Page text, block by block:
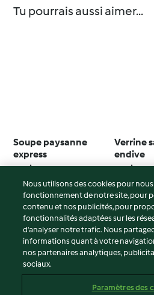
Tu pourrais aussi aimer...
Soupe paysanne
express
4.5 (130)
Verrine
endive
4.4 (90)
© Copyright 2026
Conditions d'utilisation
Politique de confidentialité
Nous utilisons des cookies pour
fonctionnement de notre site, pour
contenu et nos publicités, pour
fonctionnalités adaptées sur les
d’analyser notre trafic. Nous
informations quant à votre
nos partenaires analytiques,
sociaux.
Paramètres des